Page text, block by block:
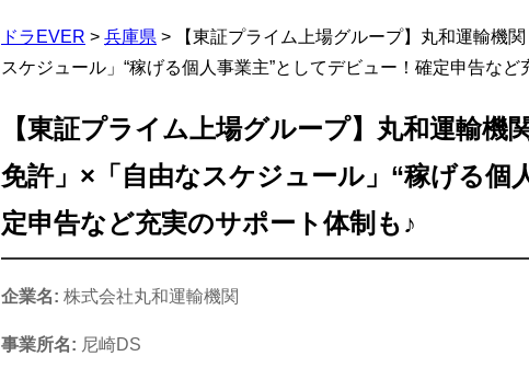
ドラEVER > 兵庫県 >
【東証プライム上場グループ】丸和運輸機
スケジュール」“稼げる個人事業主”としてデビュー！確定申告など
【東証プライム上場グループ】丸和運輸機
免許」×「自由なスケジュール」“稼げる個
定申告など充実のサポート体制も♪
企業名: 株式会社丸和運輸機関
事業所名: 尼崎DS